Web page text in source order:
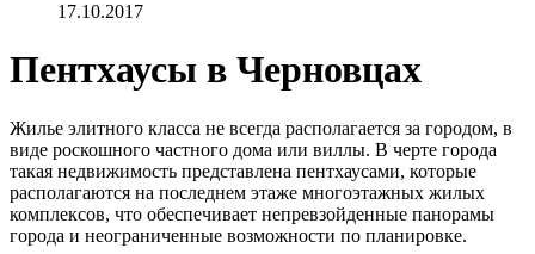
17.10.2017
Пентхаусы в Черновцах
Жилье элитного класса не всегда располагается за городом, в
виде роскошного частного дома или виллы. В черте города
такая недвижимость представлена пентхаусами, которые
располагаются на последнем этаже многоэтажных жилых
комплексов, что обеспечивает непревзойденные панорамы
города и неограниченные возможности по планировке.